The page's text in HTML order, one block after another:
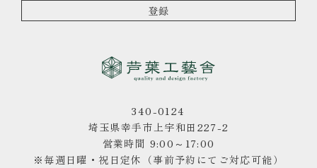
340-0124
埼玉県幸手市上宇和田227-2
営業時間 9:00～17:00
※毎週日曜・祝日定休（事前予約にてご対応可能）